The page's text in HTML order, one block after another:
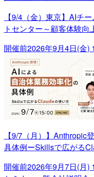
【9/4（金）東京】AIチ
トセンター～顧客体験
開催前2026年9月4日(金)
【9/7（月）】Anthropic
具体例ーSkillsで広がる
開催前2026年9月7日(月)